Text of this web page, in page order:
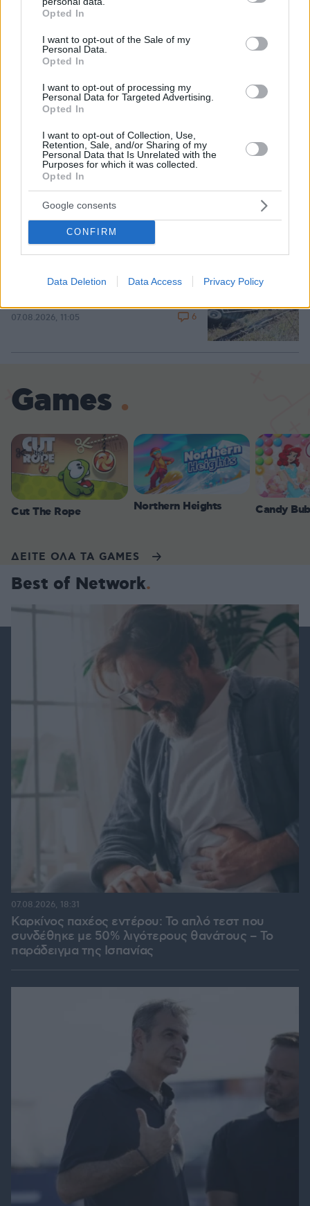
grant or deny consent to Google and its third-party tags to
use your data for below specified purposes in below Google
consent section.
Opted In
I want to opt-out of the Sale of my
Personal Data.
Opted In
I want to opt-out of processing my
Personal Data for Targeted Advertising.
Opted In
I want to opt-out of Collection, Use,
Retention, Sale, and/or Sharing of my
Personal Data that Is Unrelated with the
Purposes for which it was collected.
Opted In
Google consents
CONFIRM
Data Deletion Data Access Privacy Policy
Η Λίλα Μπακλέση έφερε στον κόσμο
ανάρτηση του συντρόφου της περί...
λαού και εξουσίας
Εντυπωσιάζει με την εμφάνισή της η
σύζυγος του Τζέντι Όσμαν στις
διακοπές τους στην Τουρκία, βίντεο
07.08.2026, 23:43
Φορτηγό έπεσε σε γκρεμό στην
48χρονος οδηγός, τραυματισμένος ο
07.08.2026, 11:05 6
Games
Cut The Rope Northern Heights Candy
ΔΕΙΤΕ ΟΛΑ ΤΑ GAMES
Best of Network
Καρκίνος παχέος εντέρου: Το απλό τεστ που
συνδέθηκε με 50% λιγότερους θανάτους – Το
παράδειγμα της Ισπανίας
07.08.2026, 18:31